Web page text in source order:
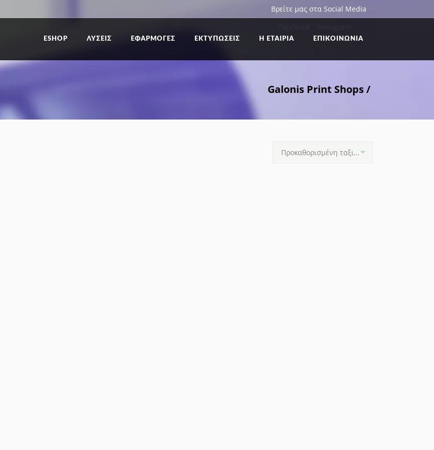
Βρείτε μας στα Social Media
ESHOP ΛΥΣΕΙΣ ΕΦΑΡΜΟΓΕΣ ΕΚΤΥΠΏΣΕΙΣ Η ΕΤΑΙΡΙΑ ΕΠΙΚΟΙΝΩΝΙΑ
Galonis Print Shops/
Προκαθορισμένη ταξινόμηση